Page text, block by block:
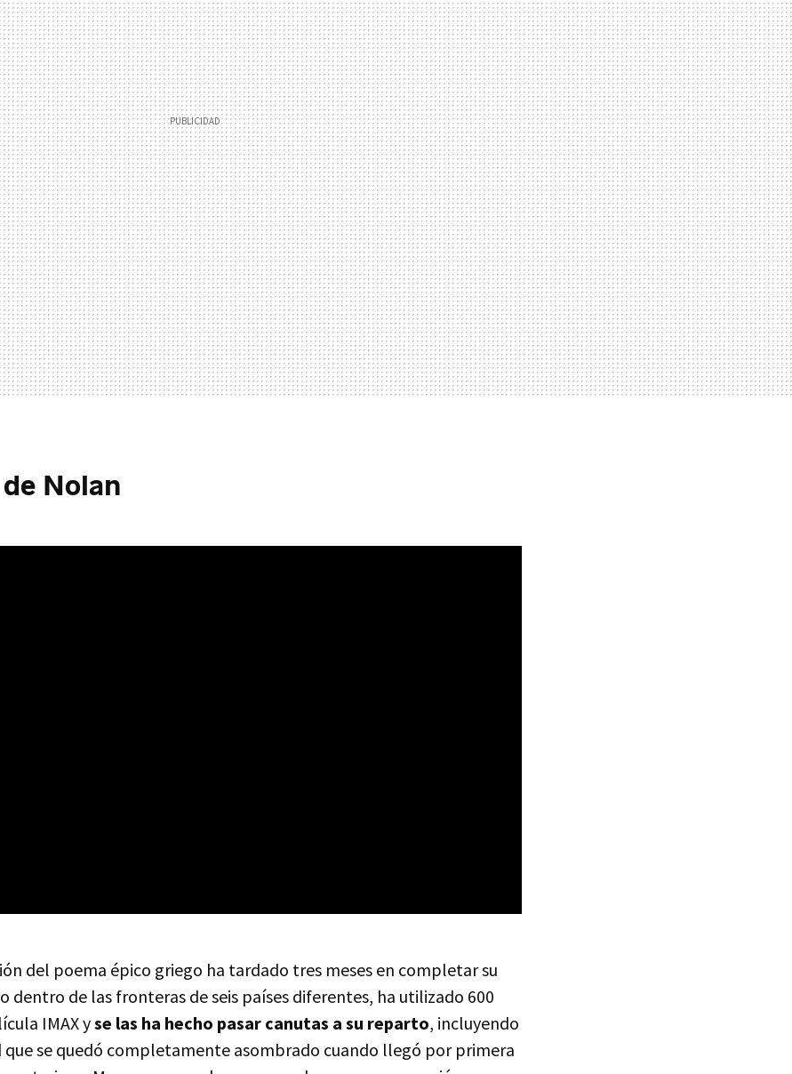
Nolan
del poema épico griego ha tardado tres meses en completar su
dentro de las fronteras de seis países diferentes, ha utilizado 600
IMAX yse las ha hecho pasar canutas a su reparto, incluyendo
que se quedó completamente asombrado cuando llegó por primera